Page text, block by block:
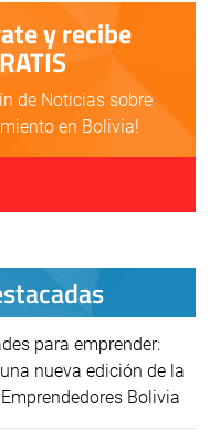
y recibe
de Noticias sobre
en Bolivia!
para emprender:
nueva edición de la
Bolivia